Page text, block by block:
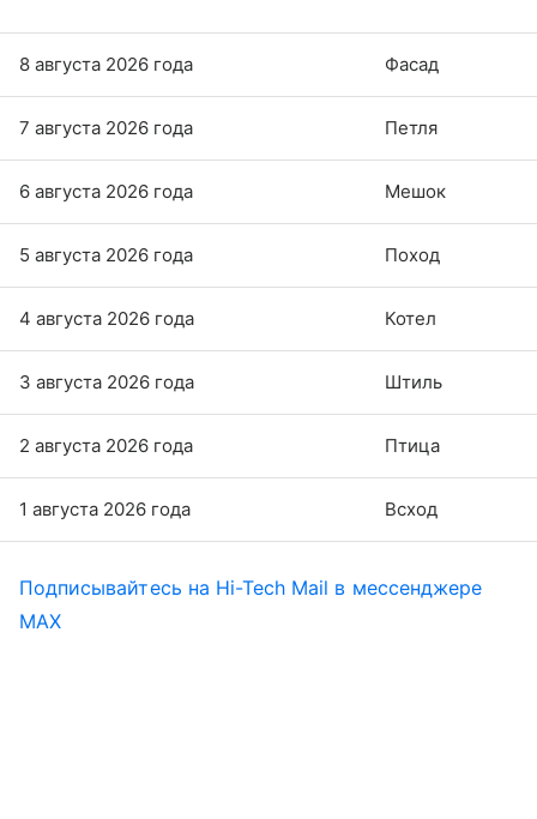
8 августа 2026 года Фасад
7 августа 2026 года Петля
6 августа 2026 года Мешок
5 августа 2026 года Поход
4 августа 2026 года Котел
3 августа 2026 года Штиль
2 августа 2026 года Птица
1 августа 2026 года Всход
Подписывайтесь на Hi-Tech Mail в мессенджере
MAX